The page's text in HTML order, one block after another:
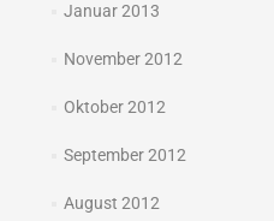
Januar 2013
November 2012
Oktober 2012
September 2012
August 2012